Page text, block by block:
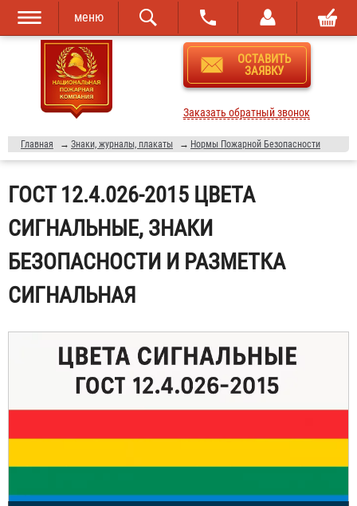
Перейти к
основному
содержанию
Skip to
navigation
меню
ОСТАВИТЬ
ЗАЯВКУ
Заказать обратный звонок
Главная → Знаки, журналы, плакаты → Нормы Пожарной Безопасности
ГОСТ 12.4.026-2015 ЦВЕТА
СИГНАЛЬНЫЕ, ЗНАКИ
БЕЗОПАСНОСТИ И РАЗМЕТКА
СИГНАЛЬНАЯ